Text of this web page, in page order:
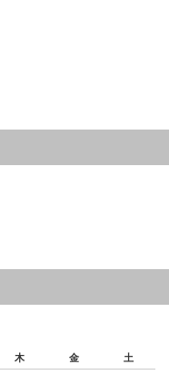
木 金 土